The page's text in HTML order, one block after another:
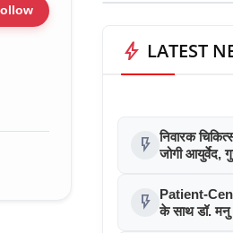
bolt LATEST
flash_on निवारक
जोगी आयुर्वेद,
flash_on
Patient-
के साथ डॉ. मनु